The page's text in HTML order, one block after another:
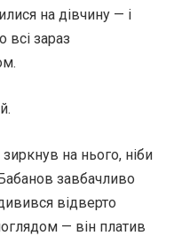
на дівчину — і
всі зараз
на нього, ніби
завбачливо
відверто
— він платив